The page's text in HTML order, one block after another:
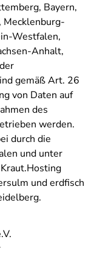
Bayern,
Mecklenburg-
Westfalen,
Anhalt,
gemäß Art. 26
von Daten auf
des
werden.
durch die
und unter
und erdfisch